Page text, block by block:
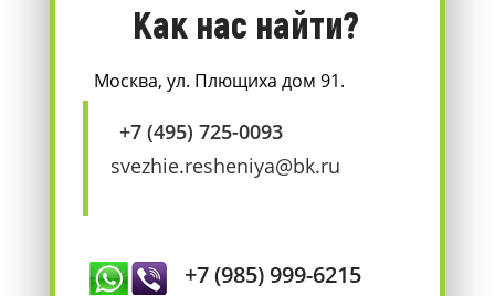
Как нас найти?
Москва, ул. Плющиха дом 91.
+7 (495) 725-0093
svezhie.resheniya@bk.ru
+7 (985) 999-6215